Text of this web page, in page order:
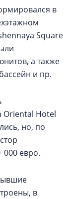
в
Square
а также
и пр.
Oriental Hotel
но, по
000 евро.
в